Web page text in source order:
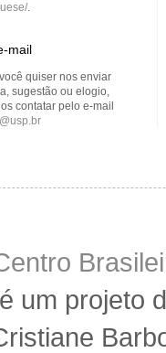
.
mail
quiser nos enviar
sugestão ou elogio,
contatar pelo e-mail
é um projeto